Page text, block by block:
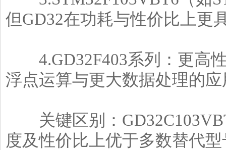
但GD32在功耗与性价比上更
4.GD32F403系列：更高性
浮点运算与更大数据处理的应
关键区别：
度及性价比上优于多数替代